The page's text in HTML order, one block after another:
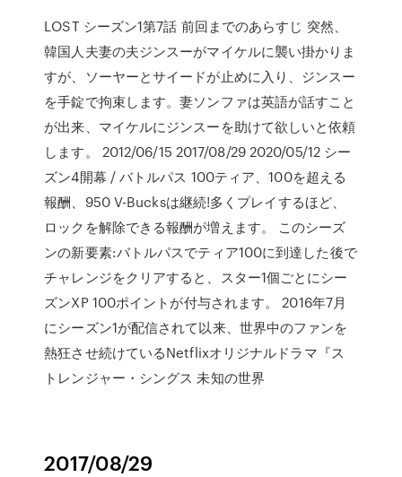
LOST シーズン1第7話 前回までのあらすじ 突然、
韓国人夫妻の夫ジンスーがマイケルに襲い掛かりま
すが、ソーヤーとサイードが止めに入り、ジンスー
を手錠で拘束します。妻ソンファは英語が話すこと
が出来、マイケルにジンスーを助けて欲しいと依頼
します。 2012/06/15 2017/08/29 2020/05/12 シー
ズン4開幕 / バトルパス 100ティア、100を超える
報酬、950 V-Bucksは継続!多くプレイするほど、
ロックを解除できる報酬が増えます。 このシーズ
ンの新要素:バトルパスでティア100に到達した後で
チャレンジをクリアすると、スター1個ごとにシー
ズンXP 100ポイントが付与されます。 2016年7月
にシーズン1が配信されて以来、世界中のファンを
熱狂させ続けているNetflixオリジナルドラマ『ス
トレンジャー・シングス 未知の世界
2017/08/29